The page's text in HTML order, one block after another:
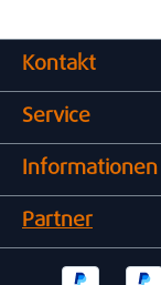
Kontakt
Service
Informationen
Partner